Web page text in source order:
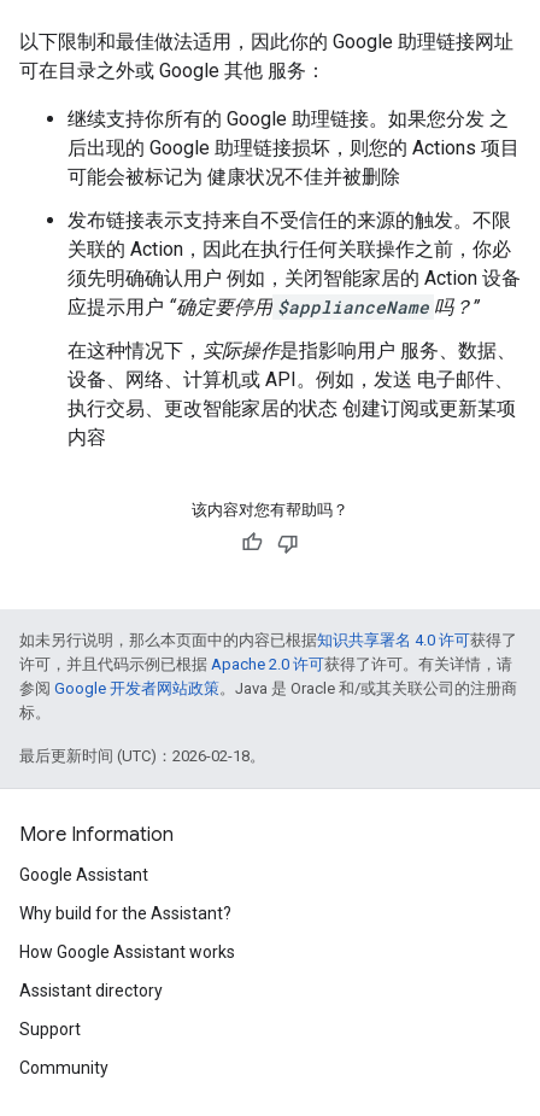
以下限制和最佳做法适用，因此你的 Google 助理链接网址
可在目录之外或 Google 其他 服务：
继续支持你所有的 Google 助理链接。如果您分发 之
后出现的 Google 助理链接损坏，则您的 Actions 项目
可能会被标记为 健康状况不佳并被删除
发布链接表示支持来自不受信任的来源的触发。不限
关联的 Action，因此在执行任何关联操作之前，你必
须先明确确认用户 例如，关闭智能家居的 Action 设备
应提示用户 “确定要停用 $applianceName 吗？”
在这种情况下， 实际操作是指影响用户 服务、数据、
设备、网络、计算机或 API。例如，发送 电子邮件、
执行交易、更改智能家居的状态 创建订阅或更新某项
内容
该内容对您有帮助吗？
如未另行说明，那么本页面中的内容已根据知识共享署名 4.0 许可获得了
许可，并且代码示例已根据 Apache 2.0 许可获得了许可。有关详情，请
参阅 Google 开发者网站政策。Java 是 Oracle 和/或其关联公司的注册商
标。
最后更新时间 (UTC)：2026-02-18。
More Information
Google Assistant
Why build for the Assistant?
How Google Assistant works
Assistant directory
Support
Community